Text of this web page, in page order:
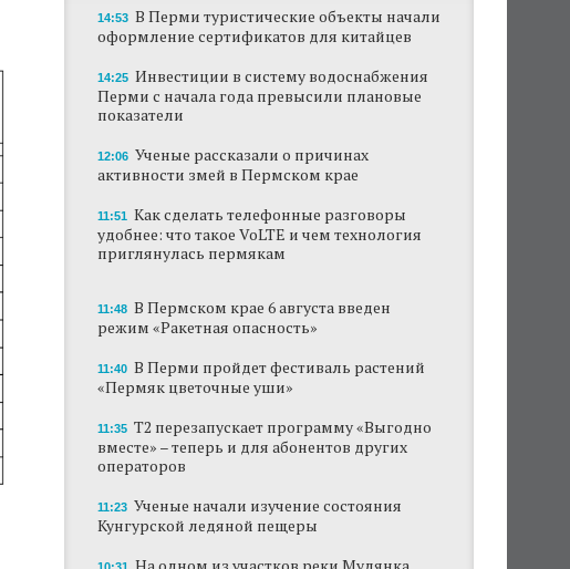
В Пермском крае установят новые станции
обнаружения беспилотников
Они используются для обнаружения и
отслеживания БПЛА в воздухе.
В Перми туристические объекты начали
Ученые рассказали о причинах активности
Ученые начали изучение состояния
Кунгурской ледяной пещеры
На одном из участков реки Мулянка
завершена очистка берега от
нефтепродуктов
В Перми этим летом водители такси
работают без отпусков
Автозаправки снизили цены на бензин в
Пермском крае
В Перми задержали мужчину,
передававшего за границу данные о
14:53 В Перми туристические объекты начали
оформление сертификатов для китайцев
14:25 Инвестиции в систему водоснабжения
Перми с начала года превысили плановые
показатели
12:06 Ученые рассказали о причинах
активности змей в Пермском крае
11:51 Как сделать телефонные разговоры
удобнее: что такое VoLTE и чем технология
приглянулась пермякам
11:48 В Пермском крае 6 августа введен
режим «Ракетная опасность»
11:40 В Перми пройдет фестиваль растений
«Пермяк цветочные уши»
11:35 Т2 перезапускает программу «Выгодно
вместе» – теперь и для абонентов других
операторов
11:23 Ученые начали изучение состояния
Кунгурской ледяной пещеры